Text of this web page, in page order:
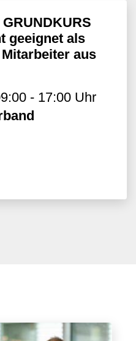
geeignet als
aus
- 17:00 Uhr